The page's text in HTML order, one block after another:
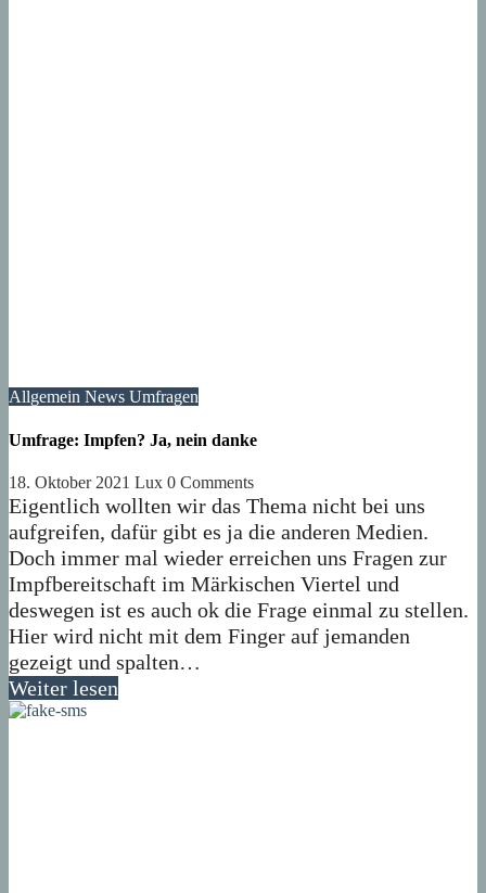
Allgemein News Umfragen
Umfrage: Impfen? Ja, nein danke
18. Oktober 2021 Lux 0 Comments
Eigentlich wollten wir das Thema nicht bei uns
aufgreifen, dafür gibt es ja die anderen Medien.
Doch immer mal wieder erreichen uns Fragen zur
Impfbereitschaft im Märkischen Viertel und
deswegen ist es auch ok die Frage einmal zu stellen.
Hier wird nicht mit dem Finger auf jemanden
gezeigt und spalten…
Weiter lesen